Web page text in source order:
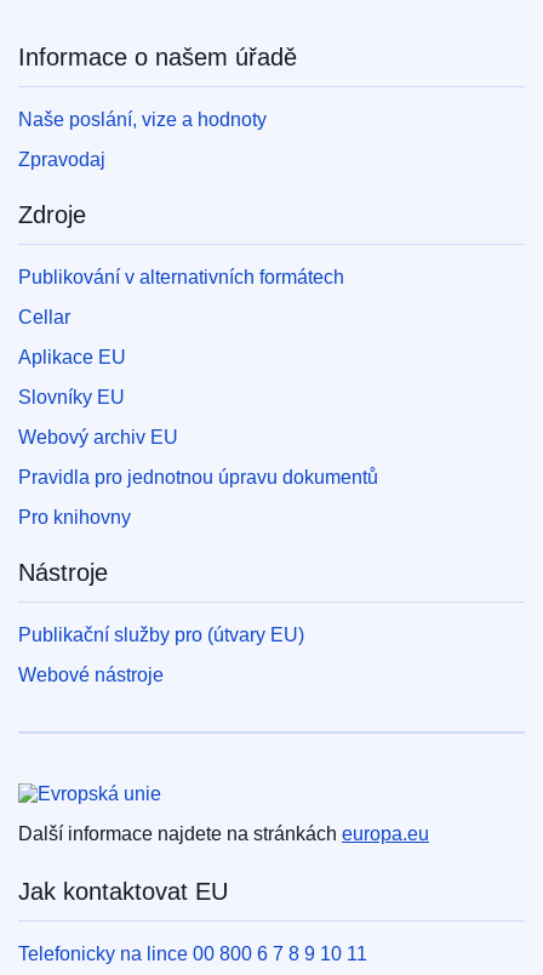
Informace o našem úřadě
Naše poslání, vize a hodnoty
Zpravodaj
Zdroje
Publikování v alternativních formátech
Cellar
Aplikace EU
Slovníky EU
Webový archiv EU
Pravidla pro jednotnou úpravu dokumentů
Pro knihovny
Nástroje
Publikační služby pro (útvary EU)
Webové nástroje
Evropská unie
Další informace najdete na stránkách europa.eu
Jak kontaktovat EU
Telefonicky na lince 00 800 6 7 8 9 10 11